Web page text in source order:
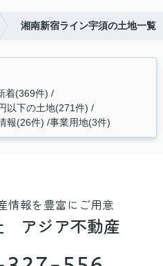
湘南新宿ライン宇須の土地一覧
着(369件)
以下の土地(271件)
報(26件) 事業用地(3件)
情報を豊富にご用意
アジア不動産